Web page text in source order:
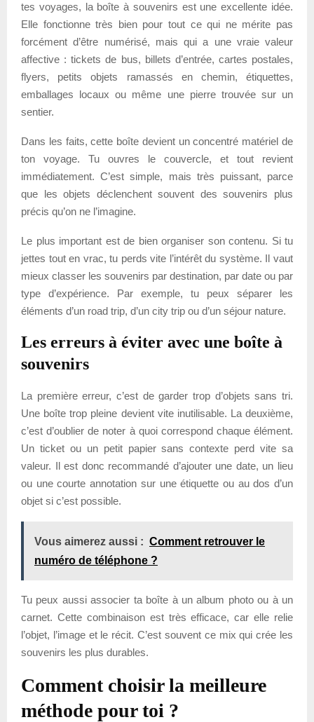
tes voyages, la boîte à souvenirs est une excellente idée.
Elle fonctionne très bien pour tout ce qui ne mérite pas
forcément d’être numérisé, mais qui a une vraie valeur
affective : tickets de bus, billets d’entrée, cartes postales,
flyers, petits objets ramassés en chemin, étiquettes,
emballages locaux ou même une pierre trouvée sur un
sentier.
Dans les faits, cette boîte devient un concentré matériel de
ton voyage. Tu ouvres le couvercle, et tout revient
immédiatement. C’est simple, mais très puissant, parce
que les objets déclenchent souvent des souvenirs plus
précis qu’on ne l’imagine.
Le plus important est de bien organiser son contenu. Si tu
jettes tout en vrac, tu perds vite l’intérêt du système. Il vaut
mieux classer les souvenirs par destination, par date ou par
type d’expérience. Par exemple, tu peux séparer les
éléments d’un road trip, d’un city trip ou d’un séjour nature.
Les erreurs à éviter avec une boîte à
souvenirs
La première erreur, c’est de garder trop d’objets sans tri.
Une boîte trop pleine devient vite inutilisable. La deuxième,
c’est d’oublier de noter à quoi correspond chaque élément.
Un ticket ou un petit papier sans contexte perd vite sa
valeur. Il est donc recommandé d’ajouter une date, un lieu
ou une courte annotation sur une étiquette ou au dos d’un
objet si c’est possible.
Vous aimerez aussi : Comment retrouver le
numéro de téléphone ?
Tu peux aussi associer ta boîte à un album photo ou à un
carnet. Cette combinaison est très efficace, car elle relie
l’objet, l’image et le récit. C’est souvent ce mix qui crée les
souvenirs les plus durables.
Comment choisir la meilleure
méthode pour toi ?